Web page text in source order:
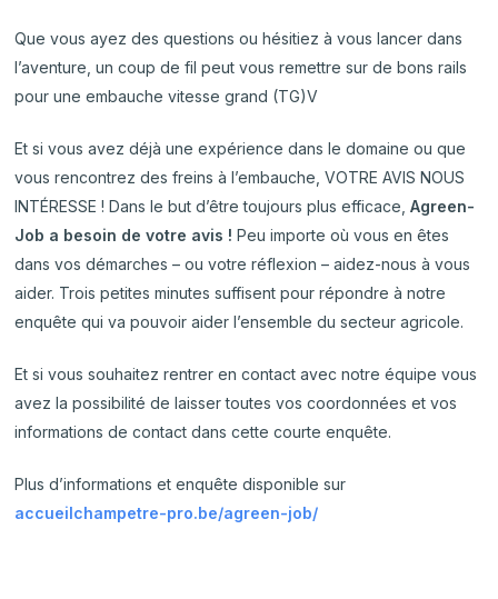
Que vous ayez des questions ou hésitiez à vous lancer dans
l’aventure, un coup de fil peut vous remettre sur de bons rails
pour une embauche vitesse grand (TG)V
Et si vous avez déjà une expérience dans le domaine ou que
vous rencontrez des freins à l’embauche, VOTRE AVIS NOUS
INTÉRESSE ! Dans le but d’être toujours plus efficace,Agreen-
Job a besoin de votre avis ! Peu importe où vous en êtes
dans vos démarches – ou votre réflexion – aidez-nous à vous
aider. Trois petites minutes suffisent pour répondre à notre
enquête qui va pouvoir aider l’ensemble du secteur agricole.
Et si vous souhaitez rentrer en contact avec notre équipe vous
avez la possibilité de laisser toutes vos coordonnées et vos
informations de contact dans cette courte enquête.
Plus d’informations et enquête disponible sur
accueilchampetre-pro.be/agreen-job/